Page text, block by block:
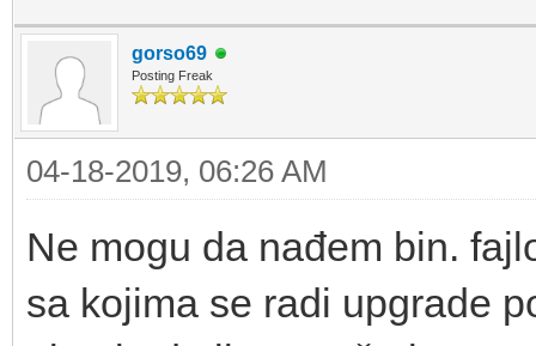
gorso69
Posting Freak
04-18-2019, 06:26 AM
Ne mogu da nađem bin.
sa kojima se radi upgrade